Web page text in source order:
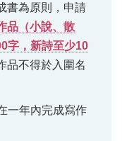
書為原則，申請
品（小說、散
字，新詩至少10
品不得於入圍名
一年內完成寫作